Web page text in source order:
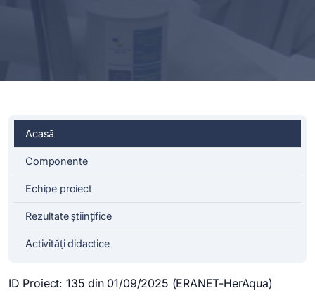
Acasă
Componente
Echipe proiect
Rezultate științifice
Activități didactice
ID Proiect: 135 din 01/09/2025 (ERANET-HerAqua)